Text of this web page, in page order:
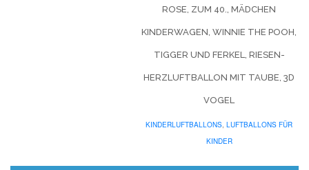
ROSE, ZUM 40., MÄDCHEN
KINDERWAGEN, WINNIE THE POOH,
TIGGER UND FERKEL, RIESEN-
HERZLUFTBALLON MIT TAUBE, 3D
VOGEL
KINDERLUFTBALLONS,LUFTBALLONS FÜR
KINDER